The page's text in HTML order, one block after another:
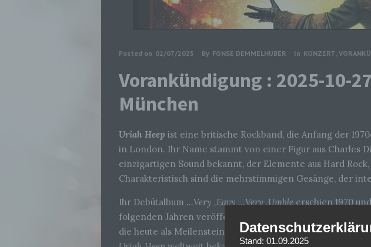
Posted on 02/07/2025 By FONSE DEMMELHUBER In KONZERT,
Vorankündigung : 2025-10-
München
Uriah Heep ist eine britische Rockband, die Anfang der
in London. Ihr Name stammt von einer Figur aus Charles
einzigartigen Sound bekannt, der Elemente aus Hard
Charakteristisch sind die mehrstimmigen Gesänge, der
Ihr Debütalbum …Very ‚Eavy …Very ‚Umbleerschien 1970
folgenden Jahren veröffentlichte die Band Klassiker wie
die heute als Meilensteine des Rock gelten. Songs wie
Stand: 01.09.2025